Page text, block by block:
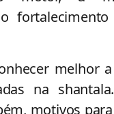
melhor
na
motivos